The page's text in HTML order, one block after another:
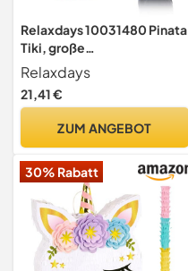
Relaxdays 10031480 Pinata
Tiki, große
Geburtstagspinata zum
Befüllen, Schlagpinata
Hawaii, Indianer Pinata zum
Relaxdays
21,41 €
ZUM ANGEBOT
30% Rabatt